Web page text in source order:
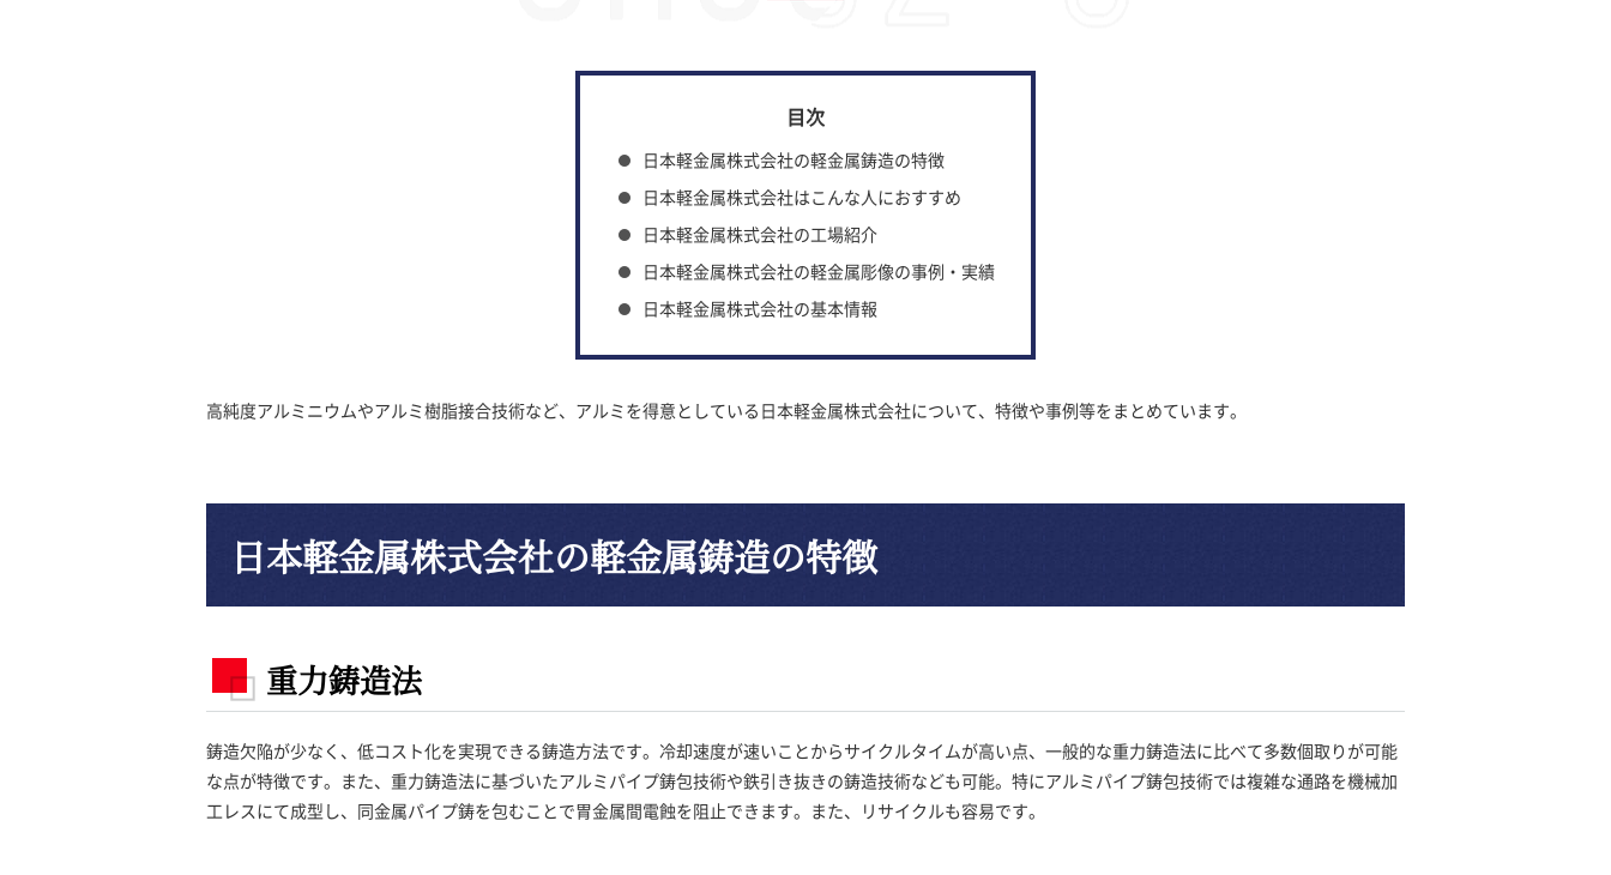
日本軽金属株式会社の軽金属鋳造の特徴
日本軽金属株式会社はこんな人におすすめ
日本軽金属株式会社の工場紹介
日本軽金属株式会社の軽金属彫像の事例・実績
日本軽金属株式会社の基本情報
高純度アルミニウムやアルミ樹脂接合技術など、アルミを得意としている日本軽金属株式会社について、特徴や事例等をまとめています。
日本軽金属株式会社の軽金属鋳造の特徴
重力鋳造法
鋳造欠陥が少なく、低コスト化を実現できる鋳造方法です。冷却速度が速いことからサイクルタイムが高い点、一般的な重力鋳造法に比べて多数個取りが可能
な点が特徴です。また、重力鋳造法に基づいたアルミパイプ鋳包技術や鉄引き抜きの鋳造技術なども可能。特にアルミパイプ鋳包技術では複雑な通路を機械加
工レスにて成型し、同金属パイプ鋳を包むことで胃金属間電蝕を阻止できます。また、リサイクルも容易です。